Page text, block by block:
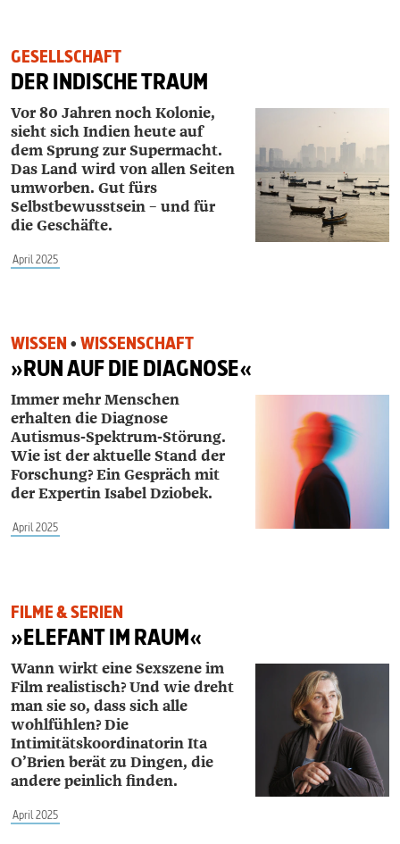
GESELLSCHAFT
DER INDISCHE TRAUM
Vor 80 Jahren noch Kolonie,
sieht sich Indienheute auf
dem Sprung zur Supermacht.
DasLand wird von allen Seiten
umworben. Gut fürs
Selbstbewusstsein – und für
die Geschäfte.
April 2025
WISSEN • WISSENSCHAFT
»RUN AUF DIE DIAGNOSE«
Immer mehr Menschen
erhalten die Diagnose
Autismus-Spektrum-Störung.
Wie ist der aktuelleStand der
Forschung? Ein Gespräch mit
derExpertin Isabel Dziobek.
April 2025
FILME & SERIEN
»ELEFANT IM RAUM«
Wann wirkt eine Sexszene im
Film realistisch? Und wie dreht
man sie so, dass sich alle
wohlfühlen? Die
Intimitätskoordinatorin Ita
O’Brien berät zuDingen, die
andere peinlich finden.
April 2025